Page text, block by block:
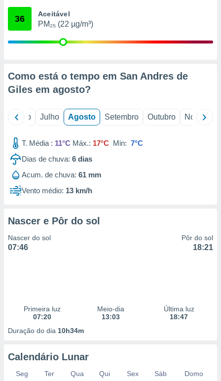
através
1199
36 Aceitável
PM₂₅ (22 µg/m³)
Como está o tempo em San Andres de
Giles em agosto?
Junho Julho Agosto Setembro Outubro Novembro
T. Média : 11°C Máx.: 17°C Min: 7°C
Dias de chuva: 6 dias
Acum. de chuva: 61 mm
Vento médio: 13 km/h
Nascer e Pôr do sol
Nascer do sol
07:46
Pôr do sol
18:21
Primeira luz
07:20
Meio-dia
13:03
Última luz
18:47
Duração do dia 10h34m
Calendário Lunar
Seg Ter Qua Qui Sex Sáb
Domo